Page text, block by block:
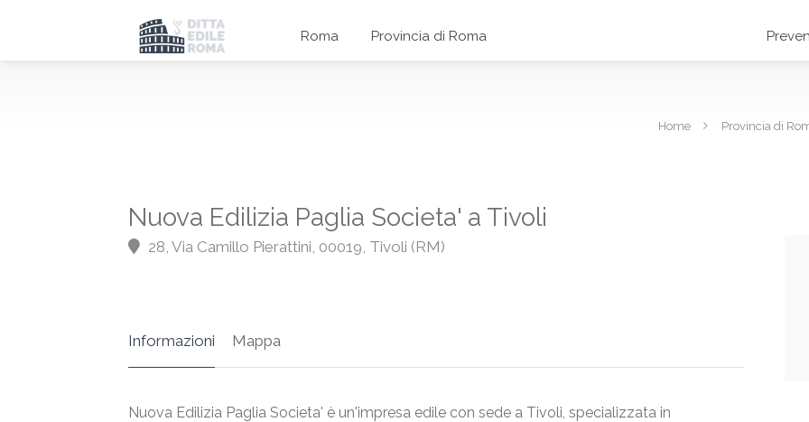
Roma Provincia di Roma
Home Provincia di
Nuova Edilizia Paglia Societa' a Tivoli
28, Via Camillo Pierattini, 00019, Tivoli (RM)
Informazioni Mappa
Nuova Edilizia Paglia Societa' è un'impresa edile con sede a Tivoli, specializzata in